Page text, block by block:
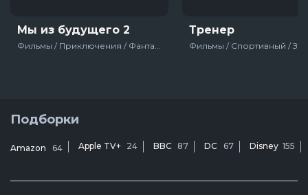
Мы из будущего 2 Тренер
Подборки
Amazon 64 Apple TV+ 24 BBC 87 DC 67 Disney 155